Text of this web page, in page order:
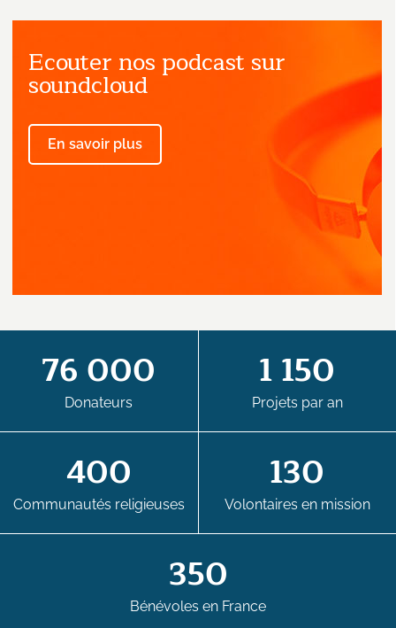
J'accepte de recevoir des emails
provenant de l'Œuvre d'Orient.
Ecouter nos podcast sur
soundcloud
En savoir plus
76 000
Donateurs
1 150
Projets par an
400
Communautés religieuses
130
Volontaires en mission
350
Bénévoles en France